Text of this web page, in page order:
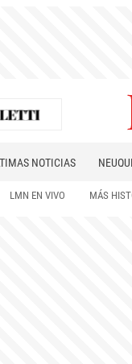
NOTICIAS
LMN EN VIVO MÁS